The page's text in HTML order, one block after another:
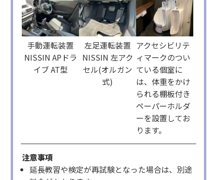
手動運転装置
NISSIN APドラ
イブ AT型
左足運転装置
NISSIN 左アク
セル(オルガン
式)
アクセシビリテ
ィマークのつい
ている個室に
は、体重をかけ
られる棚板付き
ペーパーホルダ
ーを設置してお
ります。
注意事項
延長教習や検定が再試験となった場合は、別途